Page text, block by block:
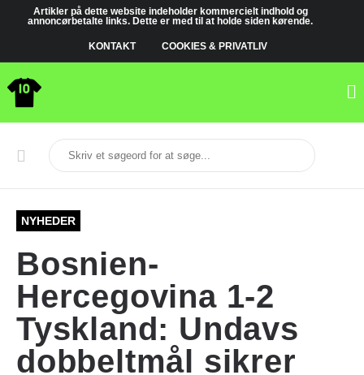
Artikler på dette website indeholder kommercielt indhold og
annoncørbetalte links. Dette er med til at holde siden kørende.
KONTAKT COOKIES & PRIVATLIV
NYHEDER
Bosnien-
Hercegovina 1-2
Tyskland: Undavs
dobbeltmål sikrer